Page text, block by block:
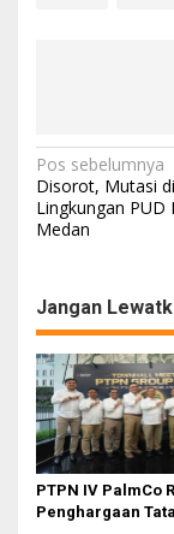
N
a
v
g
a
s
i
p
o
s
Pos sebelumnya
Disorot, Mutasi di
Lingkungan PUD
Medan
Jangan
PTPN IV PalmCo
Penghargaan